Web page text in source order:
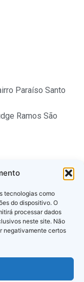
tecnologias como
do dispositivo. O
processar dados
neste site. Não
negativamente certos
Paraíso Santo
Ramos São